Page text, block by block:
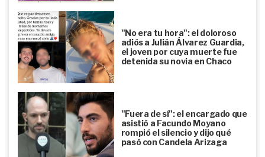
"No era tu hora": el doloroso
adiós a Julián Álvarez Guardia,
el joven por cuya muerte fue
detenida su novia en Chaco
"Fuera de sí": el encargado que
asistió a Facundo Moyano
rompió el silencio y dijo qué
pasó con Candela Arizaga